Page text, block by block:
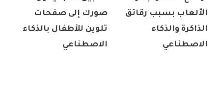
الألعاب بسبب رقائق
الذاكرة والذكاء
الاصطناعي
صورك إلى صفحات
تلوين للأطفال بالذكاء
الاصطناعي